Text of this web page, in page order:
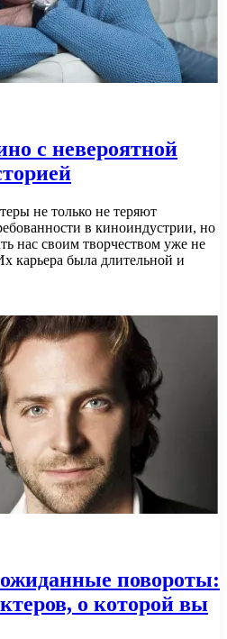
с невероятной
не только не теряют
в киноиндустрии, но
нас своим творчеством уже не
карьера была длительной и
повороты:
о которой вы